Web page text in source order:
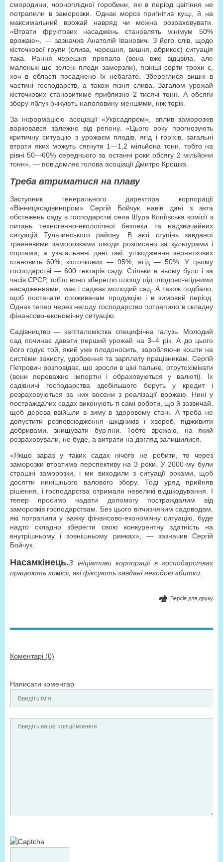
смородини, чорноплідної горобини, які в період цвітіння не
потрапили в заморозки. Однак мороз пригнітив кущі, й на
максимальний врожай навряд чи можна розраховувати.
«Втрати фруктових насаджень становлять мінімум 50%
врожаю», — зазначив Анатолій Іванович. З його слів, щодо
кісточкової групи (слива, черешня, вишня, абрикос) ситуація
така. Рання черешня пропала (вона вже відцвіла, але
маленькі ще зелені плоди замерзли), пізніші сорти трохи є,
хоч в області посаджено їх небагато. Збереглися вишні в
частині господарств, а також пізня слива. Загалом урожай
кісточкових становитиме приблизно 2 тисячі тонн. А обсяги
збору яблук очікують наполовину меншими, ніж торік.
За інформацією асоціації «Укрсадпром», вплив заморозків
варіювався залежно від регіону. «Цього року прогнозують
критичну ситуацію з урожаєм плодів, ягід і горіхів, загальні
втрати яких можуть сягнути 1—1,2 мільйона тонн, тобто на
рівні 50—60% середнього за останні роки обсягу 2 мільйони
тонн», — повідомляє голова асоціації Дмитро Крошка.
Треба втриматися на плаву
Заступник генерального директора корпорації
«Вінницясадвинпром» Сергій Бойчук навів дані з акта
обстежень саду в господарстві села Шура Копіївська комісії з
питань техногенно-екологічної безпеки та надзвичайних
ситуацій Тульчинського району. В акті ступінь завданої
травневими заморозками шкоди розписано за культурами і
сортами, а узагальнені дані такі: ушкодження зерняткових
становить 60%, кісточкових — 95%, ягід — 50%. У цьому
господарстві — 600 гектарів саду. Стільки в ньому було і за
часів СРСР, тобто воно зберегло площу під плодово-ягідними
насадженнями, має і саджає молодий сад. А також подбало,
щоб постачати споживачам продукцію і в зимовий період.
Однак тепер через негоду господарство потрапило в складну
фінансово-економічну ситуацію.
Садівництво — капіталомістка специфічна галузь. Молодий
сад починає давати перший урожай на 3–4 рік. А до цього
його годує той, який уже плодоносить, заробляючи кошти на
системи захисту, удобрення та зарплату працівникам. Сергій
Петрович розповідає, що зросли в ціні пальне, отрутохімікати
(вони переважно імпортні і обраховуються у валюті). Їх
садівничі господарства здебільшого беруть у кредит і
розраховуються за них восени з реалізації врожаю. Нині у
постраждалих садах виконують ті самі роботи, що й зазвичай,
щоб дерева ввійшли в зиму в здоровому стані. А треба не
допустити розповсюдження шкідників і хвороб, підживити
добривами, знищувати бур’яни. Тобто врожаю, на який
розраховували, не буде, а витрати на догляд залишилися.
«Якщо зараз у таких садах нічого не робити, то через
заморозки втратимо перспективу на 3 роки. У 2000-му були
страшні заморозки, і ми виходили з ситуації роками, щоб
досягти нинішнього валового збору. Тоді уряд прийняв
рішення, і господарства отримали невеликі відшкодування. І
тепер просимо надати допомогу постраждалим від
заморозків господарствам. Без цього вітчизняним садоводам,
які потрапили у важку фінансово-економічну ситуацію, буде
надто складно зберегти свою конкурентну здатність на
внутрішньому і зовнішньому ринках», — зазначив Сергій
Бойчук.
Насамкінець.З ініціативи корпорації в господарствах
працюють комісії, які фіксують завдані негодою збитки.
Версія для друку
Коментарі (0)
Написати коментар